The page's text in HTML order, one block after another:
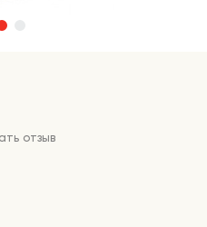
отзыв